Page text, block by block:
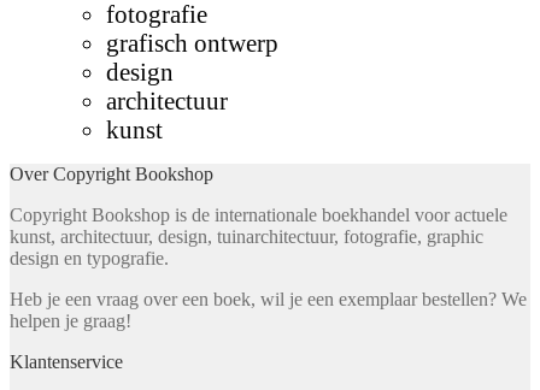
fotografie
grafisch ontwerp
design
architectuur
kunst
Over Copyright Bookshop
Copyright Bookshop is de internationale boekhandel voor actuele
kunst, architectuur, design, tuinarchitectuur, fotografie, graphic
design en typografie.
Heb je een vraag over een boek, wil je een exemplaar bestellen? We
helpen je graag!
Klantenservice